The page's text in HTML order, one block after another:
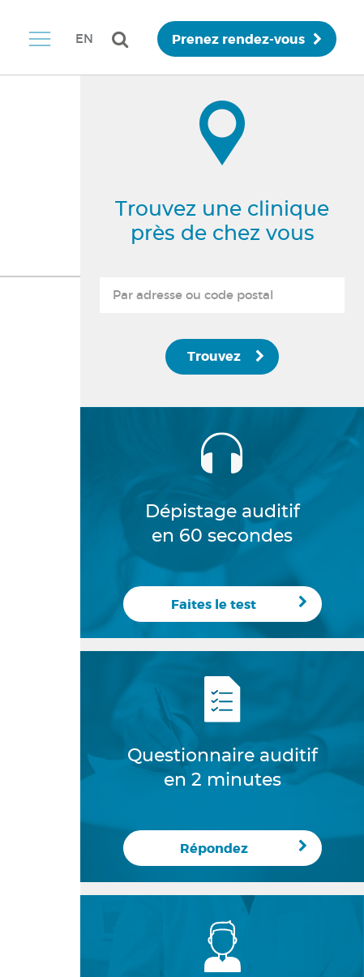
EN Prenez rendez-vous
Trouvez une clinique
près de chez vous
Trouvez
Dépistage auditif
en 60 secondes
Faites le test
Questionnaire auditif
en 2 minutes
Répondez